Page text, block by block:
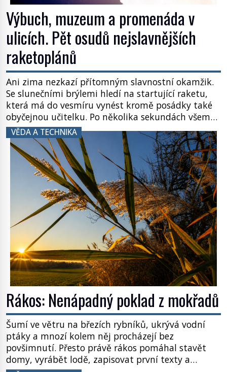
Výbuch, muzeum a promenáda v
ulicích. Pět osudů nejslavnějších
raketoplánů
Ani zima nezkazí přítomným slavnostní okamžik.
Se slunečními brýlemi hledí na startující raketu,
která má do vesmíru vynést kromě posádky také
obyčejnou učitelku. Po několika sekundách všem
ztuhnou úsměvy, stroj totiž exploduje. Jejich
konstrukce není z levného kraje, daňové
poplatníky stojí miliardy dolarů. Na druhou stranu
zvládnou jen představitelné věci. Na malé kousky
Název: Columbia První […]
VĚDA A TECHNIKA
Rákos: Nenápadný poklad z mokřadů
Šumí ve větru na březích rybníků, ukrývá vodní
ptáky a mnozí kolem něj procházejí bez
povšimnutí. Přesto právě rákos pomáhal stavět
domy, vyrábět lodě, zapisovat první texty a